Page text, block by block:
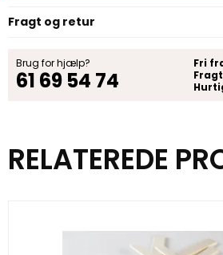
Fragt og retur
Brug for hjælp?
61 69 54 74
Fri
Fragt
RELATEREDE